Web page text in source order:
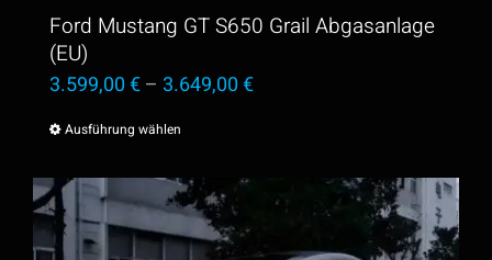
der
gewählt
Ford Mustang GT S650 Grail Abgasanlage
(EU)
3.599,00€– 3.649,00€
Ausführung wählen
Produkt
weist
mehrere